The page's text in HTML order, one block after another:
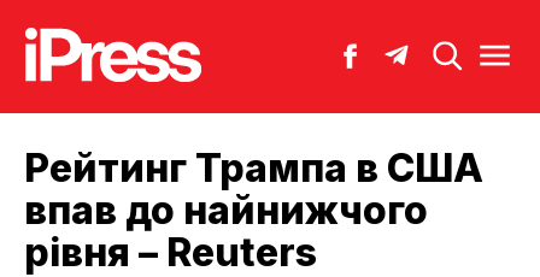
Рейтинг Трампа в США
впав до найнижчого
рівня – Reuters